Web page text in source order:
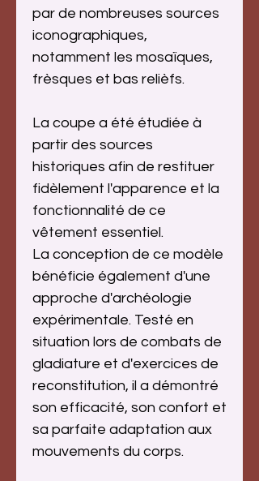
par de nombreuses sources
iconographiques,
notamment les mosaïques,
frèsques et bas relièfs.
La coupe a été étudiée à
partir des sources
historiques afin de restituer
fidèlement l'apparence et la
fonctionnalité de ce
vêtement essentiel.
La conception de ce modèle
bénéficie également d'une
approche d'archéologie
expérimentale. Testé en
situation lors de combats de
gladiature et d'exercices de
reconstitution, il a démontré
son efficacité, son confort et
sa parfaite adaptation aux
mouvements du corps.